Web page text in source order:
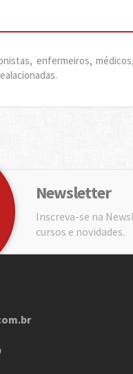
enfermeiros,
Newsletter
Inscreva-se na
cursos e novidades.